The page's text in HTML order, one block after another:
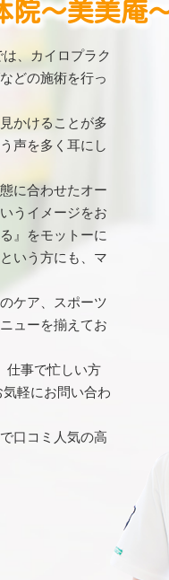
院〜美美庵
、カイロプラク
どの施術を行っ
かけることが多
声を多く耳にし
に合わせたオー
うイメージをお
』をモットーに
いう方にも、マ
ケア、スポーツ
ューを揃えてお
仕事で忙しい方
軽にお問い合わ
口コミ人気の高